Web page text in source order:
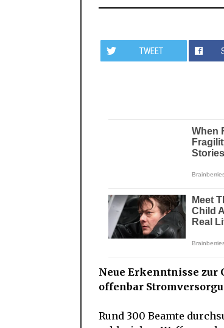
TWEET
Neue Erkenntnisse zur
offenbar
Rund 300 Beamte